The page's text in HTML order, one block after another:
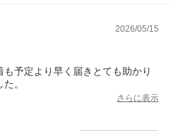
2026/05/15
予定より早く届きとても助かり
。
さらに表示